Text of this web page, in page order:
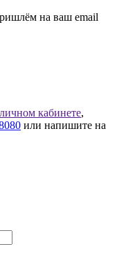
на ваш email
личном кабинете,
или напишите на